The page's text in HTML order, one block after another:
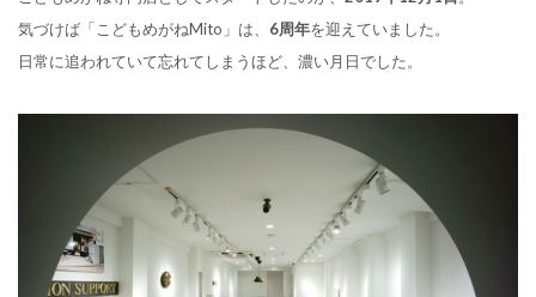
気づけば「こどもめがねMito」は、 6周年を迎えていました。
日常に追われていて忘れてしまうほど、濃い月日でした。